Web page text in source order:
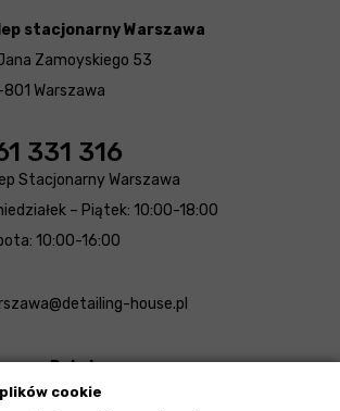
cookie
stacjonarny Warszawa
Zamoyskiego 53
Warszawa
331 316
Stacjonarny Warszawa
– Piątek: 10:00-18:00
10:00-16:00
house.pl
Rekcin
Sp. z o.o. sp.k.